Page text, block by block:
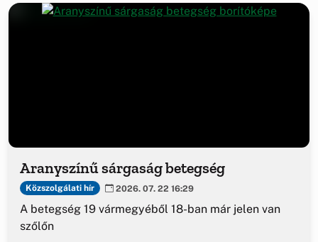
Aranyszínű sárgaság betegség
Közszolgálati hír 2026. 07. 22 16:29
A betegség 19 vármegyéből 18-ban már jelen van
szőlőn